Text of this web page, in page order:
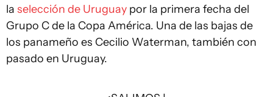
la selección de Uruguay por la primera fecha del
Grupo C de la Copa América. Una de las bajas de
los panameño es Cecilio Waterman, también con
pasado en Uruguay.